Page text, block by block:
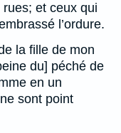
et ceux qui
l’ordure.
la fille de mon
du] péché de
en un
sont point